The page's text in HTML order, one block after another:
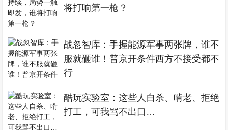
将打响第一枪？
战忽智库：手握能源军事两张牌，谁不
服就砸谁！普京开条件西方不接受都不
行
酷玩实验室：这些人自杀、啃老、拒绝
打工，可我骂不出口…